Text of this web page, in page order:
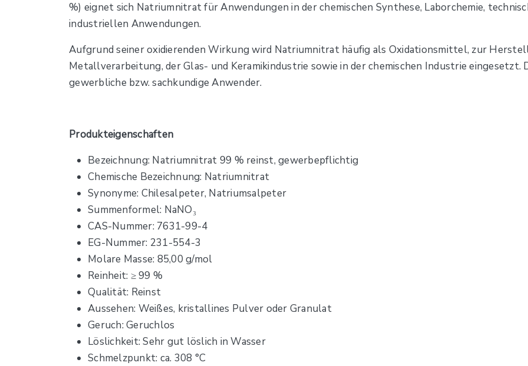
%) eignet sich Natriumnitrat für Anwendungen in der chemischen Synthese, Laborchemie,
industriellen Anwendungen.
Aufgrund seiner oxidierenden Wirkung wird Natriumnitrat häufig als Oxidationsmittel, zur
Metallverarbeitung, der Glas- und Keramikindustrie sowie in der chemischen Industrie eingesetzt.
gewerbliche bzw. sachkundige Anwender.
Produkteigenschaften
Bezeichnung: Natriumnitrat 99 % reinst, gewerbepflichtig
Chemische Bezeichnung: Natriumnitrat
Synonyme: Chilesalpeter, Natriumsalpeter
Summenformel: NaNO₃
CAS-Nummer: 7631-99-4
EG-Nummer: 231-554-3
Molare Masse: 85,00 g/mol
Reinheit: ≥ 99 %
Qualität: Reinst
Aussehen: Weißes, kristallines Pulver oder Granulat
Geruch: Geruchlos
Löslichkeit: Sehr gut löslich in Wasser
Schmelzpunkt: ca. 308 °C